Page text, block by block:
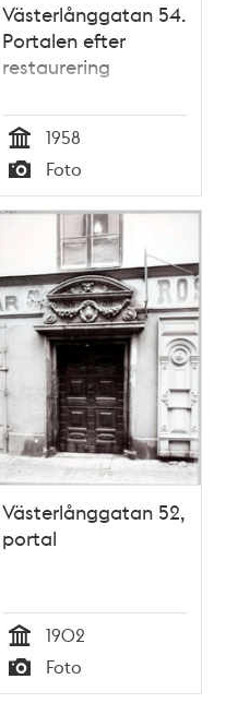
Västerlånggatan 54.
Portalen efter
restaurering
Tid
1958
Typ
Foto
Västerlånggatan 52,
portal
Tid
1902
Typ
Foto